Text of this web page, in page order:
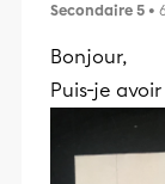
Secondaire 5 •
Bonjour,
Puis-je